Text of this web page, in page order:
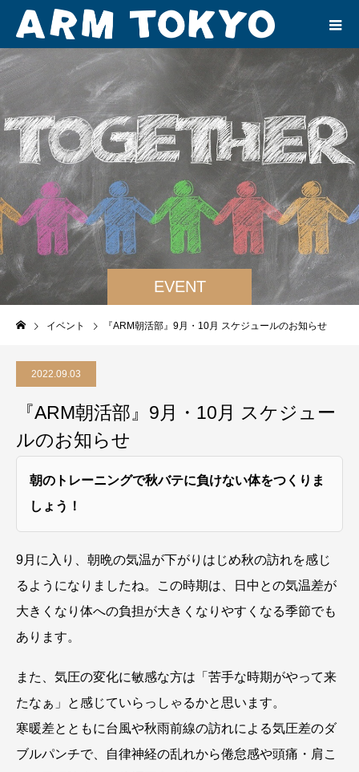
EVENT
イベント 『ARM朝活部』9月・10月 スケジュールのお知らせ
2022.09.03
『ARM朝活部』9月・10月 スケジュー
ルのお知らせ
朝のトレーニングで秋バテに負けない体をつくりま
しょう！
9月に入り、朝晩の気温が下がりはじめ秋の訪れを感じ
るようになりましたね。この時期は、日中との気温差が
大きくなり体への負担が大きくなりやすくなる季節でも
あります。
また、気圧の変化に敏感な方は「苦手な時期がやって来
たなぁ」と感じていらっしゃるかと思います。
寒暖差とともに台風や秋雨前線の訪れによる気圧差のダ
ブルパンチで、自律神経の乱れから倦怠感や頭痛・肩こ